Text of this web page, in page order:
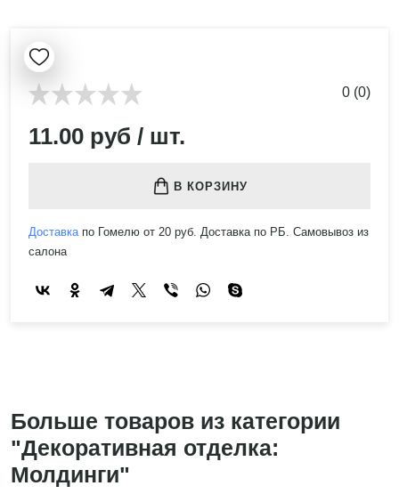
0 (0)
11.00 руб / шт.
В КОРЗИНУ
Доставкапо Гомелю от 20 руб. Доставка по РБ. Самовывоз из
салона
Больше товаров из категории
"Декоративная отделка:
Молдинги"